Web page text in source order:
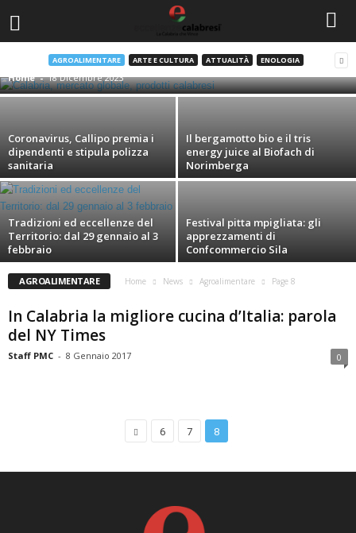
AGROALIMENTARE ARTE E CULTURA ATTUALITÀ ENOLOGIA
Made in Italy: la Calabria pronta a
conquistare il mondo
Home - 18 Dicembre 2023
Coronavirus, Callipo premia i
dipendenti e stipula polizza
sanitaria
Il bergamotto bio e il tris
energy juice al Biofach di
Norimberga
Tradizioni ed eccellenze del
Territorio: dal 29 gennaio al 3
febbraio
Festival pitta mpigliata: gli
apprezzamenti di
Confcommercio Sila
AGROALIMENTARE Home News Agroalimentare Page 8
In Calabria la migliore cucina d’Italia: parola
del NY Times
Staff PMC - 8 Gennaio 2017 0
6 7 8